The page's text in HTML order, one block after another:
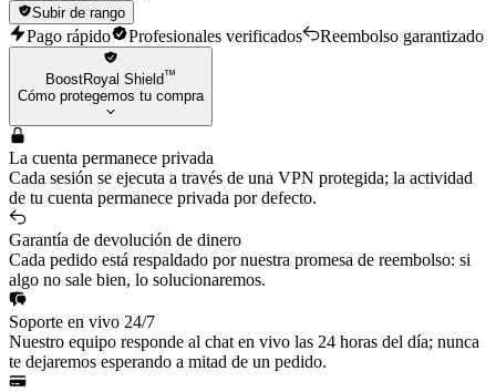
Subir de rango
Pago rápido Profesionales verificados Reembolso garantizado
BoostRoyal Shield™
Cómo protegemos tu compra
La cuenta permanece privada
Cada sesión se ejecuta a través de una VPN protegida; la actividad
de tu cuenta permanece privada por defecto.
Garantía de devolución de dinero
Cada pedido está respaldado por nuestra promesa de reembolso: si
algo no sale bien, lo solucionaremos.
Soporte en vivo 24/7
Nuestro equipo responde al chat en vivo las 24 horas del día; nunca
te dejaremos esperando a mitad de un pedido.